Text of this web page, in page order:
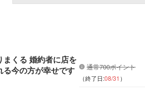
くる 婚約者に店を
今の方が幸せです
通常700ポイント
（終了日:08/31 ）